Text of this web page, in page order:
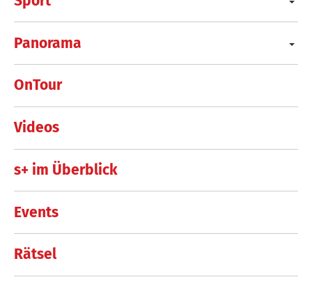
Panorama
OnTour
Videos
s+ im Überblick
Events
Rätsel